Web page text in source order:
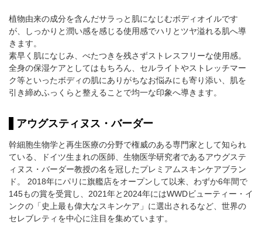
植物由来の成分を含んだサラっと肌になじむボディオイルです
が、しっかりと潤い感を感じる使用感でハリとツヤ溢れる肌へ導
きます。
素早く肌になじみ、べたつきを残さずストレスフリーな使用感。
全身の保湿ケアとしてはもちろん、セルライトやストレッチマー
ク等といったボディの肌にありがちなお悩みにも寄り添い、肌を
引き締めふっくらと整えることで均一な印象へ導きます。
アウグスティヌス・バーダー
幹細胞生物学と再生医療の分野で権威のある専門家として知られ
ている、ドイツ生まれの医師、生物医学研究者であるアウグステ
ィヌス・バーダー教授の名を冠したプレミアムスキンケアブラン
ド。 2018年にパリに旗艦店をオープンして以来、わずか6年間で
145もの賞を受賞し、2021年と2024年にはWWDビューティー・イ
ンクの「史上最も偉大なスキンケア」に選出されるなど、世界の
セレブレティを中心に注目を集めています。